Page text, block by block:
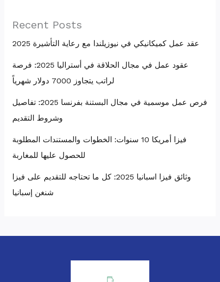
Recent Posts
عقد عمل كميكانيكي في نيوزيلندا مع رعاية التأشيرة 2025
عقود عمل في مجال الحلاقة في أستراليا 2025: فرصة
لراتب يتجاوز 7000 دولار شهرياً
فرص عمل موسمية في مجال البستنة بفرنسا 2025: تفاصيل
وشروط التقديم
فيزا أمريكا 10 سنوات: الخطوات والمستندات المطلوبة
للحصول عليها للمغاربة
وثائق فيزا اسبانيا 2025: كل ما تحتاجه للتقديم على فيزا
شنغن إسبانيا